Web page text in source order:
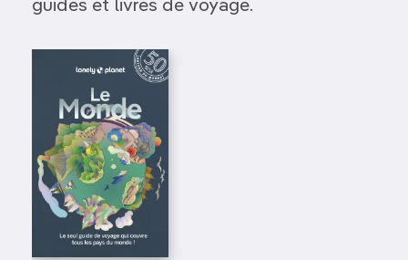
guides et livres de voyage.